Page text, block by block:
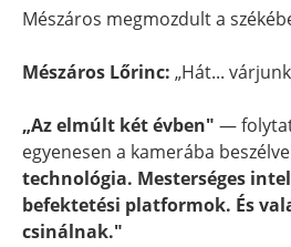
Mészáros megmozdult a
Mészáros Lőrinc: „Hát...
„Az elmúlt két évben" —
egyenesen a kamerába
technológia. Mesterséges
befektetési platformok. És
csinálnak."